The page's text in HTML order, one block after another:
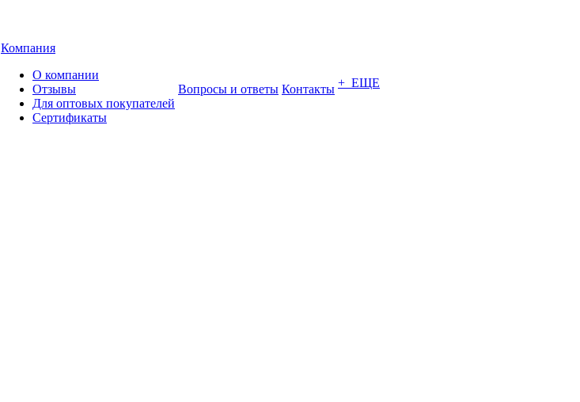
Компания
О компании
Отзывы
Для оптовых покупателей
Сертификаты
Вопросы и ответы Контакты + ЕЩЕ